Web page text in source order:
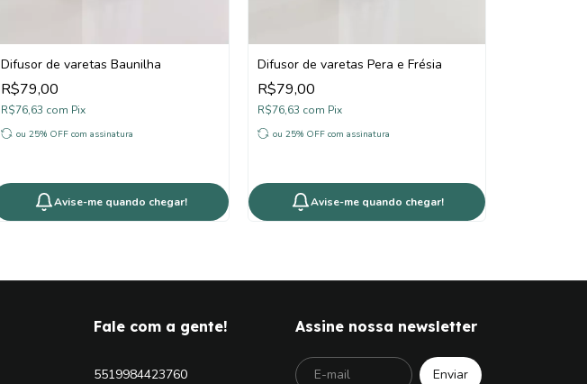
Difusor de varetas Baunilha
R$79,00
R$76,63 com Pix
ou 25% OFFcom assinatura
Avise-me quando chegar!
Difusor de varetas Pera e Frésia
R$79,00
R$76,63 com Pix
ou 25% OFFcom assinatura
Avise-me quando chegar!
Fale com a gente!
5519984423760
Assine nossa newsletter